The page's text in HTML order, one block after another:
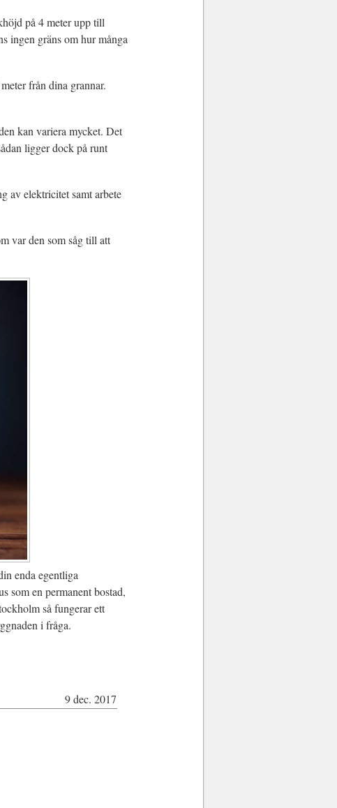
på 4 meter upp till
ingen gräns om hur många
från dina grannar.
kan variera mycket. Det
ligger dock på runt
av elektricitet samt arbete
var den som såg till att
enda egentliga
som en permanent bostad,
så fungerar ett
i fråga.
9 dec. 2017